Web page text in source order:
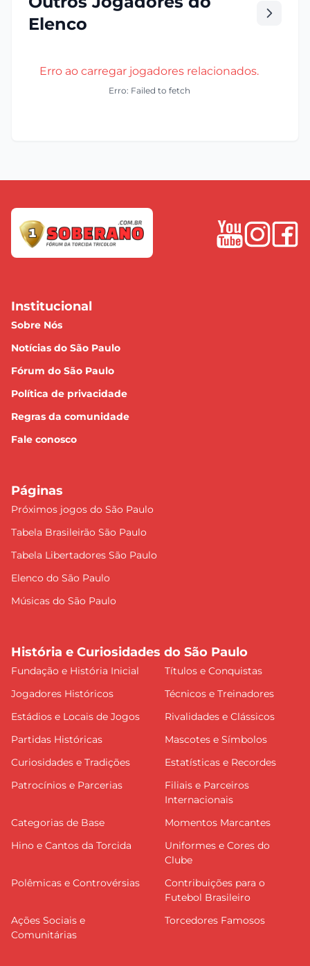
Elenco
Erro ao carregar jogadores relacionados.
Erro: Failed to fetch
Institucional
Sobre Nós
Notícias do São Paulo
Fórum do São Paulo
Política de privacidade
Regras da comunidade
Fale conosco
Páginas
Próximos jogos do São Paulo
Tabela Brasileirão São Paulo
Tabela Libertadores São Paulo
Elenco do São Paulo
Músicas do São Paulo
História e Curiosidades do São Paulo
Fundação e História Inicial
Títulos e Conquistas
Jogadores Históricos
Técnicos e Treinadores
Estádios e Locais de Jogos
Rivalidades e Clássicos
Partidas Históricas
Mascotes e Símbolos
Curiosidades e Tradições
Estatísticas e Recordes
Patrocínios e Parcerias
Filiais e Parceiros
Internacionais
Categorias de Base
Momentos Marcantes
Hino e Cantos da Torcida
Uniformes e Cores do
Clube
Polêmicas e Controvérsias
Contribuições para o
Futebol Brasileiro
Ações Sociais e
Comunitárias
Torcedores Famosos